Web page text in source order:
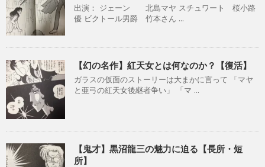
出演： ジェーン 北島マヤ スチュワート 桜小路
優 ビクトール男爵 竹本さん ...
【幻の名作】紅天女とは何なのか？【復活】
ガラスの仮面のストーリーは大まかに言って 「マヤ
と亜弓の紅天女後継者争い」 「マ ...
【鬼才】黒沼龍三の魅力に迫る【長所・短
所】